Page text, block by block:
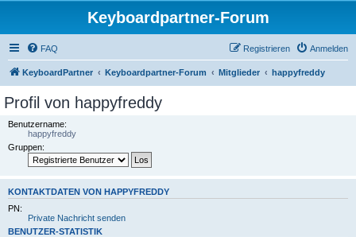
Keyboardpartner-Forum
FAQ Anmelden
Registrieren
KeyboardPartner Keyboardpartner-Forum Mitglieder happyfreddy
Profil von happyfreddy
Benutzername:
happyfreddy
Gruppen:
KONTAKTDATEN VON HAPPYFREDDY
PN:
Private Nachricht senden
BENUTZER-STATISTIK